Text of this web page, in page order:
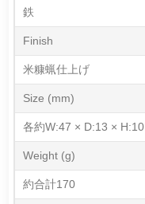
鉄
Finish
米糠蝋仕上げ
Size (mm)
各約W:47 × D:13 × H:10
Weight (g)
約合計170